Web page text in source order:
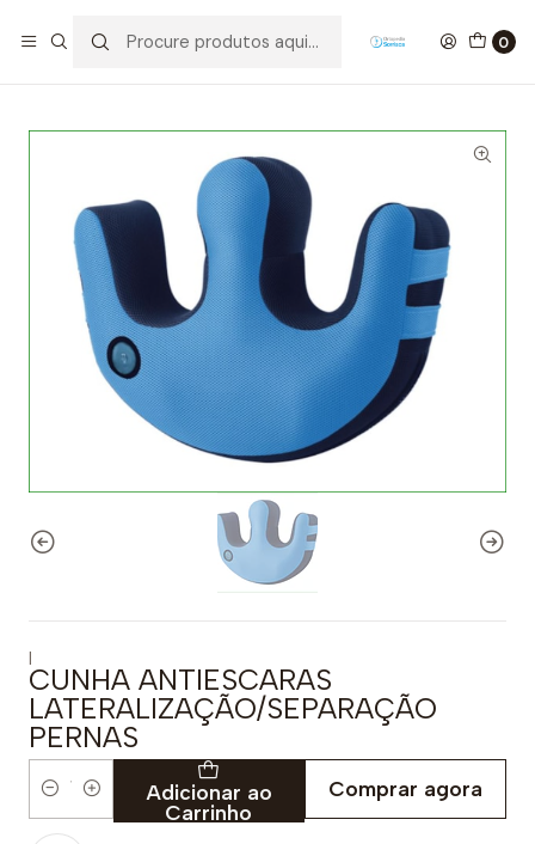
0
Blocos de Posicionamento
CUNHA ANTIESCARAS LATERALIZAÇÃO/SEPARAÇÃO PERNAS
|
CUNHA ANTIESCARAS
LATERALIZAÇÃO/SEPARAÇÃO
PERNAS
Quantidade
Adicionar ao
Carrinho
Comprar agora